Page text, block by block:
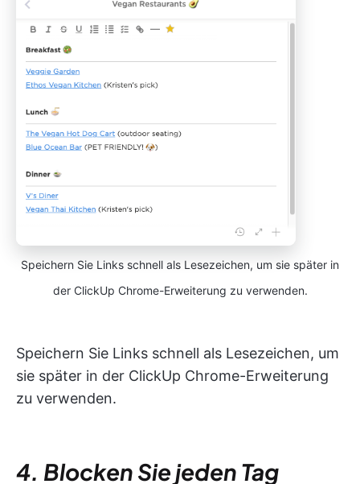
Speichern Sie Links schnell als Lesezeichen, um sie später in
der ClickUp Chrome-Erweiterung zu verwenden.
Speichern Sie Links schnell als Lesezeichen, um
sie später in der ClickUp Chrome-Erweiterung
zu verwenden.
4. Blocken Sie jeden Tag